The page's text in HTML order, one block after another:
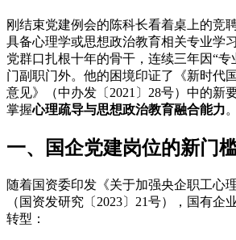
刚结束党建例会的陈科长看着桌上的竞
具备心理学或思想政治教育相关专业学
党群口扎根十年的骨干，连续三年因“专
门副职门外。他的困境印证了《新时代
意见》（中办发〔2021〕28号）中的
掌握心理疏导与思想政治教育融合能力。
一、国企党建岗位的新门
随着国资委印发《关于加强央企职工心
（国资发研究〔2023〕21号），国有企
转型：